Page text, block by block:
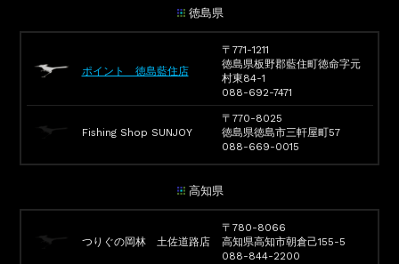
徳島県
ポイント 徳島藍住店
〒771-1211
徳島県板野郡藍住町徳命字元
村東84-1
088-692-7471
Fishing Shop SUNJOY
〒770-8025
徳島県徳島市三軒屋町57
088-669-0015
高知県
つりぐの岡林 土佐道路店
〒780-8066
高知県高知市朝倉己155-5
088-844-2200